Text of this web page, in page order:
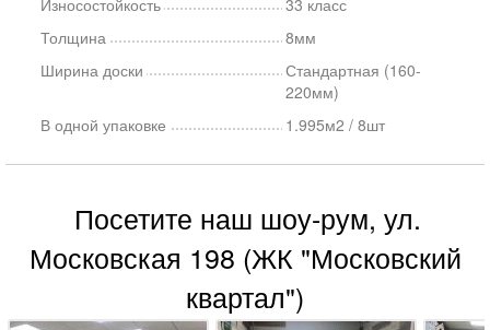
Износостойкость
33 класс
Толщина
8мм
Ширина доски
Стандартная (160-
220мм)
В одной упаковке
1.995м2 / 8шт
Посетите наш шоу-рум, ул.
Московская 198 (ЖК "Московский
квартал")